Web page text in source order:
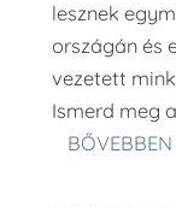
lesznek
országán és
vezetett
Ismerd meg